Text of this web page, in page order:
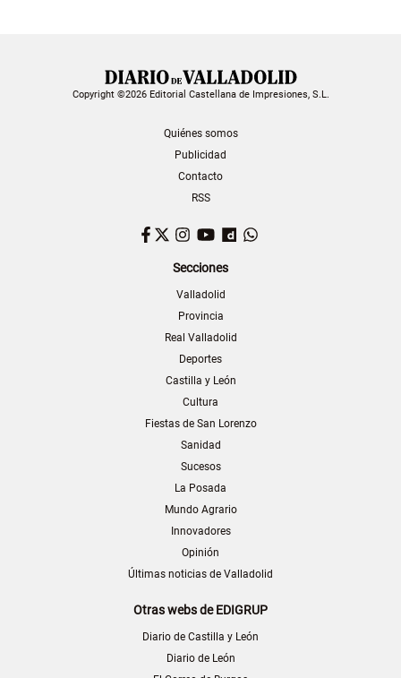
Copyright ©2026 Editorial Castellana de Impresiones, S.L.
Quiénes somos
Publicidad
Contacto
RSS
Facebook
TwitterInstagram
YouTubeDailymotion
Secciones
Valladolid
Provincia
Real Valladolid
Deportes
Castilla y León
Cultura
Fiestas de San Lorenzo
Sanidad
Sucesos
La Posada
Mundo Agrario
Innovadores
Opinión
Últimas noticias de Valladolid
Otras webs de EDIGRUP
Diario de Castilla y León
Diario de León